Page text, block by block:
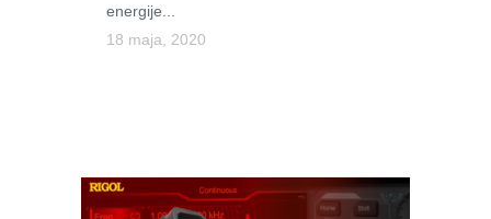
energije...
18 maja, 2020